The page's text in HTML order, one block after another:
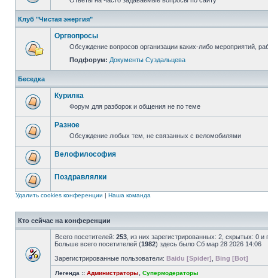
Клуб "Чистая энергия"
Оргвопросы
Обсуждение вопросов организации каких-либо мероприятий,
Подфорум: Документы Суздальцева
Беседка
Курилка
Форум для разборок и общения не по теме
Разное
Обсуждение любых тем, не связанных с веломобилями
Велофилософия
Поздравлялки
Удалить cookies конференции | Наша команда
Кто сейчас на конференции
Всего посетителей: 253 , из них зарегистрированных: 2, скрытых: 0
Больше всего посетителей (1982) здесь было Сб мар 28 2026 14:06
Зарегистрированные пользователи: Baidu [Spider] Bing [Bot]
Легенда :: Администраторы Супермодераторы